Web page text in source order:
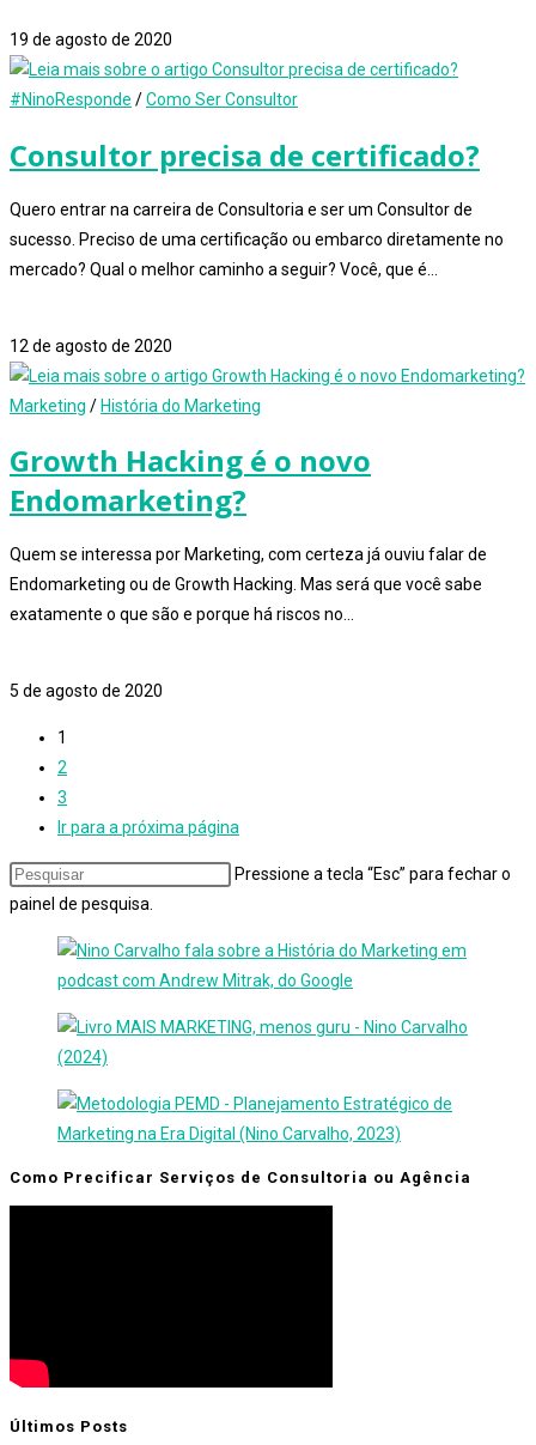
19 de agosto de 2020
#NinoResponde /Como Ser Consultor
Consultor precisa de certificado?
Quero entrar na carreira de Consultoria e ser um Consultor de
sucesso. Preciso de uma certificação ou embarco diretamente no
mercado? Qual o melhor caminho a seguir? Você, que é…
12 de agosto de 2020
Marketing /História do Marketing
Growth Hacking é o novo
Endomarketing?
Quem se interessa por Marketing, com certeza já ouviu falar de
Endomarketing ou de Growth Hacking. Mas será que você sabe
exatamente o que são e porque há riscos no…
5 de agosto de 2020
1
2
3
Ir para a próxima página
Pressione a tecla “Esc” para fechar o
painel de pesquisa.
Como Precificar Serviços de Consultoria ou Agência
Últimos Posts